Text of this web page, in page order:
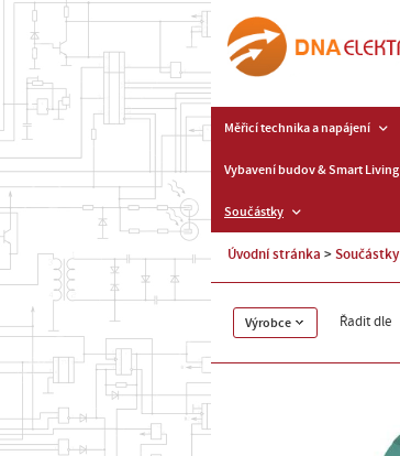
Měřicí technika a napájení
Vybavení budov & Smart Living
Součástky
Úvodní stránka Součástky
Výrobce Řadit dle